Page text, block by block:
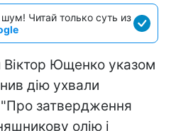
Читай только суть из
Віктор Ющенко указом
дію ухвали
"Про затвердження
олію і